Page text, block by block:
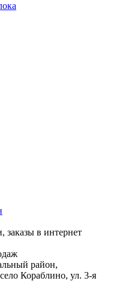
заказы в интернет
район,
Кораблино, ул. 3-я